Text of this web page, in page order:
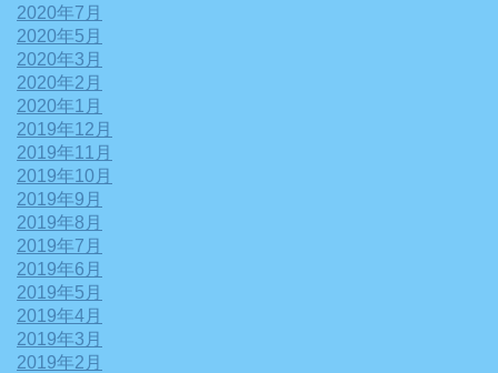
2020年7月
2020年5月
2020年3月
2020年2月
2020年1月
2019年12月
2019年11月
2019年10月
2019年9月
2019年8月
2019年7月
2019年6月
2019年5月
2019年4月
2019年3月
2019年2月